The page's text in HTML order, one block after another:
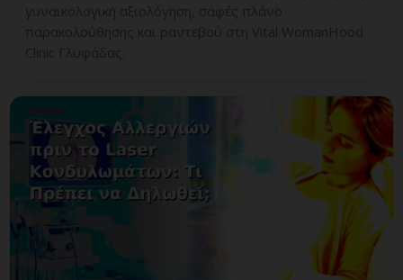
γυναικολογική αξιολόγηση, σαφές πλάνο
παρακολούθησης και ραντεβού στη Vital WomanHood
Clinic Γλυφάδας.